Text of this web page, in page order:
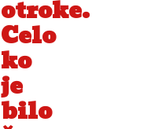
otroke.
Celo
ko
je
bilo